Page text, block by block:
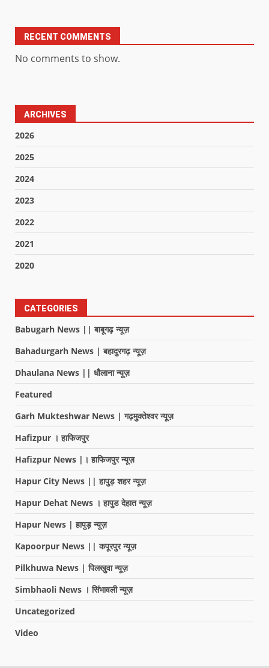
RECENT COMMENTS
No comments to show.
ARCHIVES
2026
2025
2024
2023
2022
2021
2020
CATEGORIES
Babugarh News || बाबूगढ़ न्यूज़
Bahadurgarh News | बहादुरगढ़ न्यूज़
Dhaulana News || धौलाना न्यूज़
Featured
Garh Mukteshwar News | गढ़मुक्तेश्वर न्यूज़
Hafizpur । हाफिजपुर
Hafizpur News |। हाफिजपुर न्यूज़
Hapur City News || हापुड़ शहर न्यूज़
Hapur Dehat News । हापुड देहात न्यूज़
Hapur News | हापुड़ न्यूज़
Kapoorpur News || कपूरपुर न्यूज़
Pilkhuwa News | पिलखुवा न्यूज़
Simbhaoli News । सिंभावली न्यूज़
Uncategorized
Video